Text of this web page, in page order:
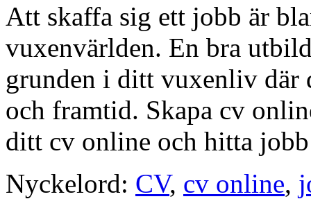
Att skaffa sig ett jobb är
vuxenvärlden. En bra
grunden i ditt vuxenliv
och framtid. Skapa cv
ditt cv online och hitta
Nyckelord: CV, cv online,